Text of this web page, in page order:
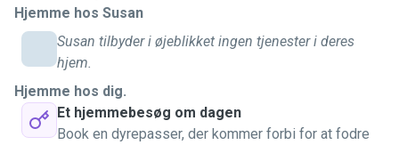
Hjemme hos Susan
Susan tilbyder i øjeblikket ingen tjenester i deres
hjem.
Hjemme hos dig.
Et hjemmebesøg om dagen
Book en dyrepasser, der kommer forbi for at fodre